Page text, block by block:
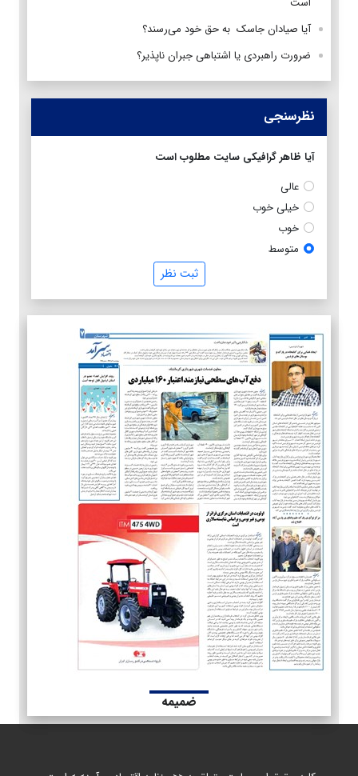
آیا صیادان جاسک به حق خود می‌رسند؟
ضرورت راهبردی یا اشتباهی جبران ناپذیر؟
نظرسنجی
آیا ظاهر گرافیکی سایت مطلوب است
عالی
خیلی خوب
خوب
متوسط
ثبت نظر
ضمیمه